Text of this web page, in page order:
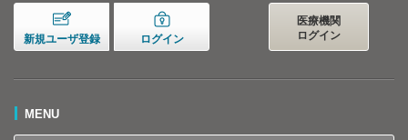
新規ユーザ登録 ログイン
医療機関
ログイン
MENU